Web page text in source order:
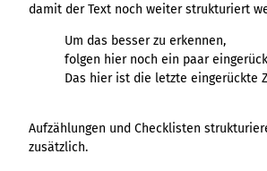
damit der Text noch weiter strukturiert
Um das besser zu erkennen,
folgen hier noch ein paar
Das hier ist die letzte eingerückte
Aufzählungen und Checklisten
zusätzlich.